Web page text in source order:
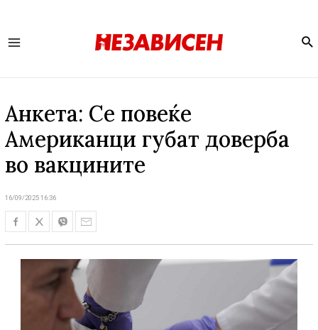
Анкета: Се повеќе
Американци губат доверба
во вакцините
16/09/2025 16:36